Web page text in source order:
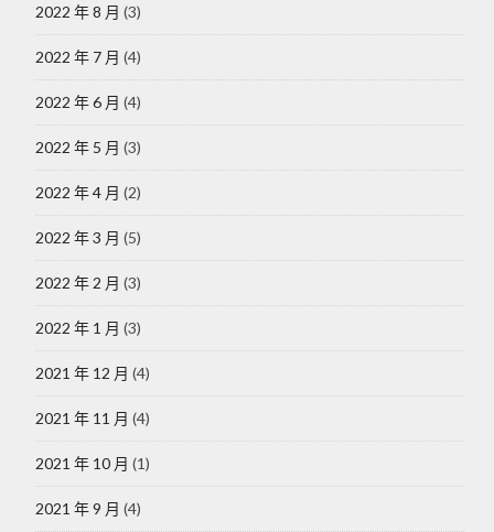
2022 年 8 月 (3)
2022 年 7 月 (4)
2022 年 6 月 (4)
2022 年 5 月 (3)
2022 年 4 月 (2)
2022 年 3 月 (5)
2022 年 2 月 (3)
2022 年 1 月 (3)
2021 年 12 月 (4)
2021 年 11 月 (4)
2021 年 10 月 (1)
2021 年 9 月 (4)